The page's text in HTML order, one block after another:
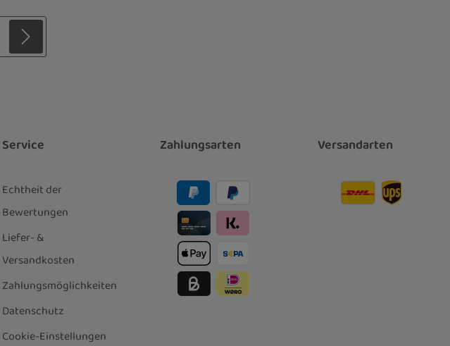
Service
Echtheit der
Bewertungen
Liefer- &
Versandkosten
Zahlungsmöglichkeiten
Datenschutz
Cookie-Einstellungen
Zahlungsarten Versandarten